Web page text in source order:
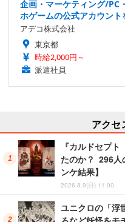
企画・マーケティング/PC
ホゲームの公式アカウント
アデコ株式会社
東京都
時給2,000円～
派遣社員
アクセ
『カルドセプ
たのか？ 296人
ンケ結果】
2026.8.9(日) 11:00
ユニクロの「浮
ろなど妖怪をモ